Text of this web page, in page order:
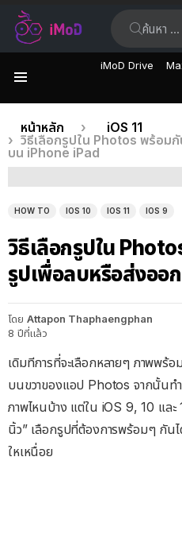
iMoD Drive
เรื่อง
ล่าสุด
คุณอยู่ที่นี่:
หน้าหลัก
iOS 11
วิธีเลือกรูปใน Photos พร้อม
บน iPhone iPad
HOW TO IOS 10 IOS 11 IOS 9
วิธีเลือกรูปใน
รูปเพื่อลบหรือส่งออ
โดย Attapon Thaphaengphan
8 ปีที่แล้ว
เดิมทีการที่จะเลือกหลายๆ ภาพพ
บนขวาของแอป Photos จากนั้นทำ
ภาพไหนบ้าง แต่ใน iOS 9, 10 และ
นิ้ว” เลือกรูปที่ต้องการพร้อมๆ กันไ
ใหเหนื่อย